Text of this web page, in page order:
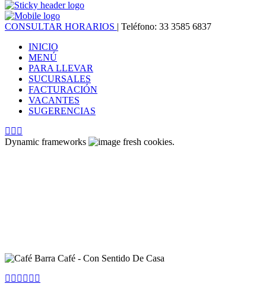
CONSULTAR HORARIOS | Teléfono: 33 3585 6837
INICIO
MENÚ
PARA LLEVAR
SUCURSALES
FACTURACIÓN
VACANTES
SUGERENCIAS
Dynamic frameworks fresh cookies.